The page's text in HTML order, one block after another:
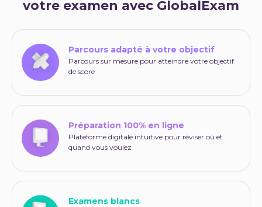
votre examen avec GlobalExam
Parcours adapté à votre objectif
Parcours sur mesure pour atteindre votre objectif
de score
Préparation 100% en ligne
Plateforme digitale intuitive pour réviser où et
quand vous voulez
Examens blancs